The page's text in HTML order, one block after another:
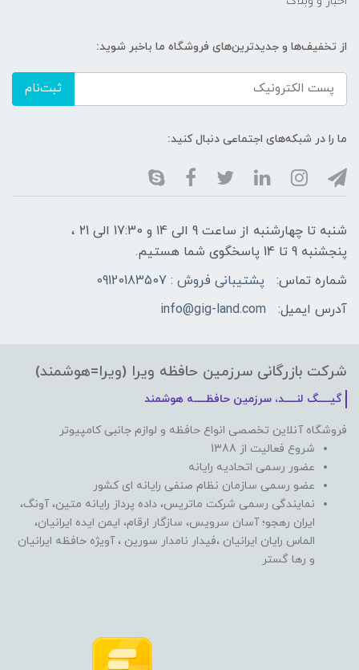
از تخفیف‌ها و جدیدترین‌های فروشگاه ما باخبر شوید:
ثبت‌نام
ما را در شبکه‌های اجتماعی دنبال کنید:
شنبه تا چهارشنبه از ساعت 9 الی ۱4 و 17:30 الی ۲1 ،
پنجشنبه 9 تا 14 پاسخگوی شما هستیم.
شماره تماس:
پشتیبانی فروش : 09120183507
آدرس ایمیل:
info@gig-land.com
شرکت بازرگانی سرزمین حافظه ویرا (ویرا=هوشمند)
گیـــــگ لنـــــد، سرزمین حافظـــــه هوشمند
فروشگاه آنلاین تخصصی انواع حافظه و لوازم جانبی کامپیوتر
شروع فعالیت از 1388
عضور رسمی اتحادیه رایانه
عضو رسمی سازمان نظام صنفی رایانه ای کشور
نمایندگی رسمی شرکت ماتریس، داده پرداز رایانه متین، آونگ،
ایران رهجو؛ آسان سرویس، سازگار ارقام، ایمن ایده ایرانیان،
الماس رایان ایرانیان ،فیدار نامدار سورین ، آویژه حافظه ایرانیان
و رها گستر